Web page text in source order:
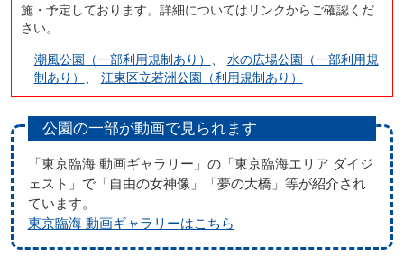
施・予定しております。詳細についてはリンクからご確認くだ
さい。
潮風公園（一部利用規制あり）
水の広場公園（一部利用規
制あり）
江東区立若洲公園（利用規制あり）
公園の一部が動画で見られます
「東京臨海 動画ギャラリー」の「東京臨海エリア ダイジ
ェスト」で「自由の女神像」「夢の大橋」等が紹介され
ています。
東京臨海 動画ギャラリーはこちら